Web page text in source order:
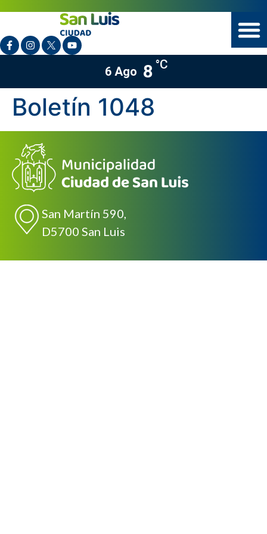
6 Ago 8 °C
Boletín 1048
San Martín 590,
D5700 San Luis